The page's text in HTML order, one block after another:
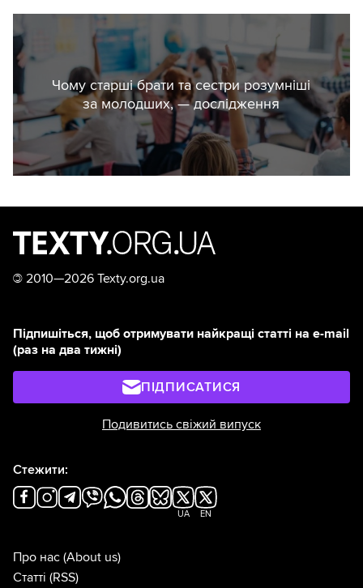
Чому старші брати та сестри розумніші
за молодших, — дослідження
© 2010—2026 Texty.org.ua
Підпишіться, щоб отримувати найкращі статті на e-mail
(раз на два тижні)
ПІДПИСАТИСЯ
Подивитись свіжий випуск
Стежити:
UA EN
Про нас (About us)
Статті (RSS)